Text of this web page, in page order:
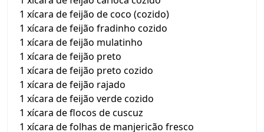
1 xícara de feijão de coco (cozido)
1 xícara de feijão fradinho cozido
1 xícara de feijão mulatinho
1 xícara de feijão preto
1 xícara de feijão preto cozido
1 xícara de feijão rajado
1 xícara de feijão verde cozido
1 xícara de flocos de cuscuz
1 xícara de folhas de manjericão fresco